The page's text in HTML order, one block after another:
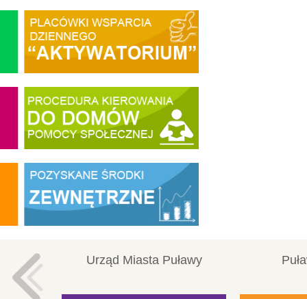
Urząd Miasta Puławy